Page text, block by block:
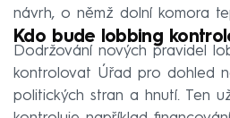
návrh, o němž dolní komora
Kdo bude lobbing
Dodržování nových pravidel
kontrolovat Úřad pro dohled
politických stran a hnutí. Ten